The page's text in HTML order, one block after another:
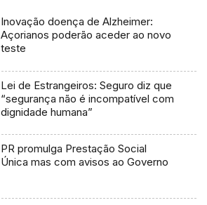
Inovação doença de Alzheimer:
Açorianos poderão aceder ao novo
teste
Lei de Estrangeiros: Seguro diz que
“segurança não é incompatível com
dignidade humana”
PR promulga Prestação Social
Única mas com avisos ao Governo